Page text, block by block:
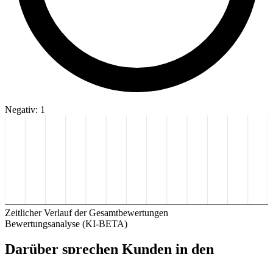
Negativ: 1
Zeitlicher Verlauf der Gesamtbewertungen
Bewertungsanalyse (KI-BETA)
Darüber sprechen Kunden in den